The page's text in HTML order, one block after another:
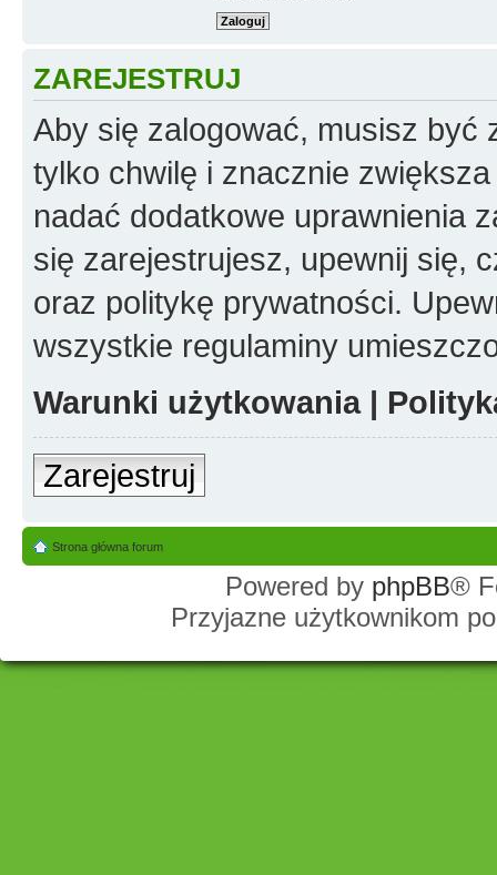
ZAREJESTRUJ
Aby się zalogować, musisz być
tylko chwilę i znacznie
nadać dodatkowe uprawnienia
się zarejestrujesz, upewnij się,
oraz politykę prywatności.
wszystkie regulaminy
Warunki użytkowania|
Zarejestruj
Strona główna forum
Powered by phpBB®
Przyjazne użytkownikom